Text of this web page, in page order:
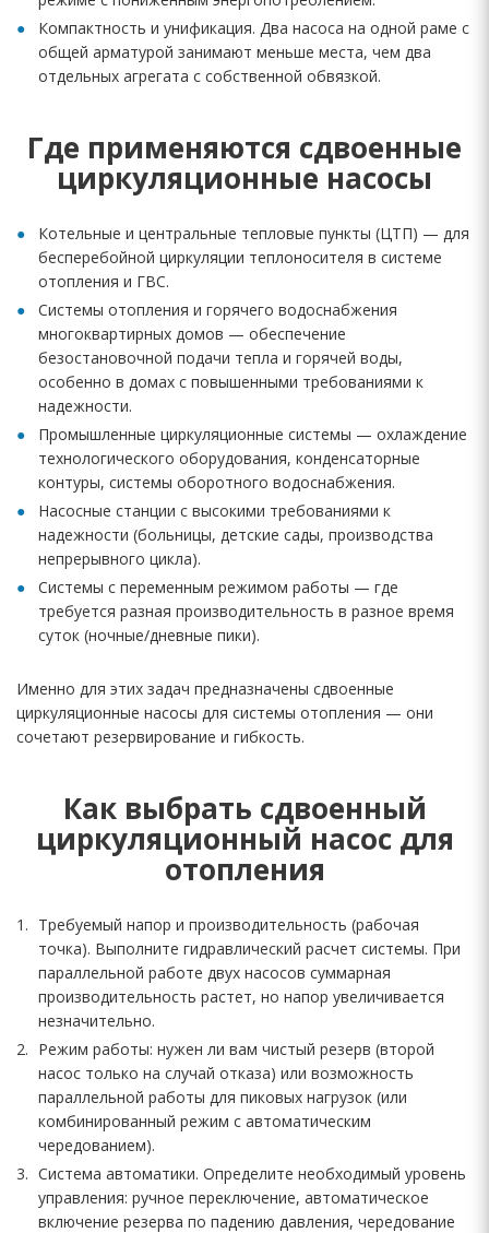
Компактность и унификация. Два насоса на одной раме с
общей арматурой занимают меньше места, чем два
отдельных агрегата с собственной обвязкой.
Где применяются сдвоенные
циркуляционные насосы
Котельные и центральные тепловые пункты (ЦТП) — для
бесперебойной циркуляции теплоносителя в системе
отопления и ГВС.
Системы отопления и горячего водоснабжения
многоквартирных домов — обеспечение
безостановочной подачи тепла и горячей воды,
особенно в домах с повышенными требованиями к
надежности.
Промышленные циркуляционные системы — охлаждение
технологического оборудования, конденсаторные
контуры, системы оборотного водоснабжения.
Насосные станции с высокими требованиями к
надежности (больницы, детские сады, производства
непрерывного цикла).
Системы с переменным режимом работы — где
требуется разная производительность в разное время
суток (ночные/дневные пики).
Именно для этих задач предназначены сдвоенные
циркуляционные насосы для системы отопления — они
сочетают резервирование и гибкость.
Как выбрать сдвоенный
циркуляционный насос для
отопления
Требуемый напор и производительность (рабочая
точка). Выполните гидравлический расчет системы. При
параллельной работе двух насосов суммарная
производительность растет, но напор увеличивается
незначительно.
Режим работы: нужен ли вам чистый резерв (второй
насос только на случай отказа) или возможность
параллельной работы для пиковых нагрузок (или
комбинированный режим с автоматическим
чередованием).
Система автоматики. Определите необходимый уровень
управления: ручное переключение, автоматическое
включение резерва по падению давления, чередование